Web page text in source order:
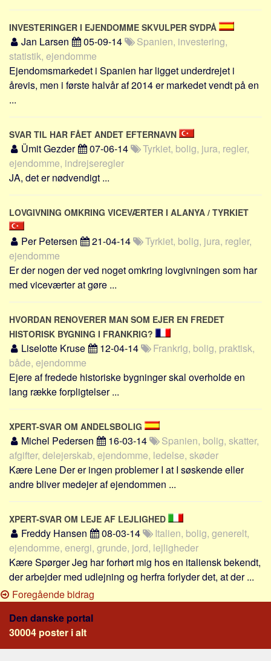
INVESTERINGER I EJENDOMME SKVULPER SYDPÅ
Jan Larsen 05-09-14
Spanien, investering,
statistik, ejendomme
Ejendomsmarkedet i Spanien har ligget underdrejet i
årevis, men i første halvår af 2014 er markedet vendt på en
...
SVAR TIL HAR FÅET ANDET EFTERNAVN
Ümit Gezder 07-06-14
Tyrkiet, bolig, jura, regler,
ejendomme, indrejseregler
JA, det er nødvendigt ...
LOVGIVNING OMKRING VICEVÆRTER I ALANYA / TYRKIET
Per Petersen 21-04-14
Tyrkiet, bolig, jura, regler,
ejendomme
Er der nogen der ved noget omkring lovgivningen som har
med viceværter at gøre ...
HVORDAN RENOVERER MAN SOM EJER EN FREDET
HISTORISK BYGNING I FRANKRIG?
Liselotte Kruse 12-04-14
Frankrig, bolig, praktisk,
både, ejendomme
Ejere af fredede historiske bygninger skal overholde en
lang række forpligtelser ...
XPERT-SVAR OM ANDELSBOLIG
Michel Pedersen 16-03-14
Spanien, bolig, skatter,
afgifter, delejerskab, ejendomme, ledelse, skøder
Kære Lene Der er ingen problemer I at I søskende eller
andre bliver medejer af ejendommen ...
XPERT-SVAR OM LEJE AF LEJLIGHED
Freddy Hansen 08-03-14
Italien, bolig, generelt,
ejendomme, energi, grunde, jord, lejligheder
Kære Spørger Jeg har forhørt mig hos en italiensk bekendt,
der arbejder med udlejning og herfra forlyder det, at der ...
Foregående bidrag
Den danske portal
30004 poster i alt